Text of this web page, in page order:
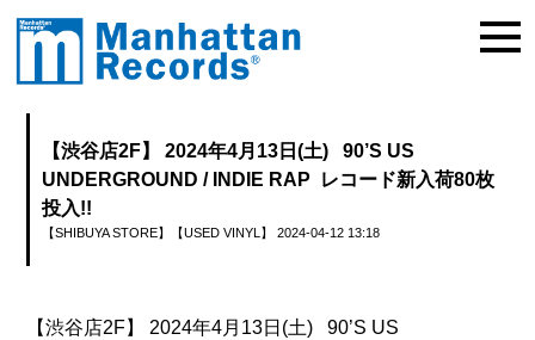
【渋谷店2F】 2024年4月13日(土) 90’S US
UNDERGROUND / INDIE RAP レコード新入荷80枚
投入!!
【SHIBUYA STORE】 【USED VINYL】 2024-04-12 13:18
【渋谷店2F】 2024年4月13日(土) 90’S US